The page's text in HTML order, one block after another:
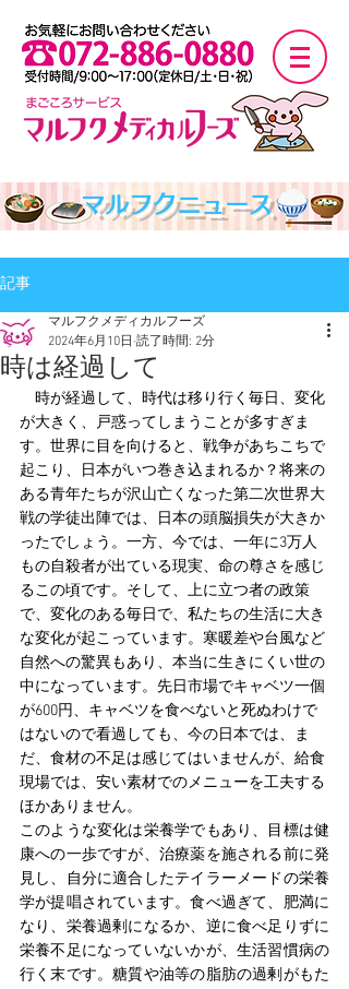
マルフクニュース
記事
時は経過して
マルフクメディカルフーズ
2024年6月10日 読了時間: 2分
時が経過して、時代は移り行く毎日、変化
が大きく、戸惑ってしまうことが多すぎま
す。世界に目を向けると、戦争があちこちで
起こり、日本がいつ巻き込まれるか？将来の
ある青年たちが沢山亡くなった第二次世界大
戦の学徒出陣では、日本の頭脳損失が大きか
ったでしょう。一方、今では、一年に3万人
もの自殺者が出ている現実、命の尊さを感じ
るこの頃です。そして、上に立つ者の政策
で、変化のある毎日で、私たちの生活に大き
な変化が起こっています。寒暖差や台風など
自然への驚異もあり、本当に生きにくい世の
中になっています。先日市場でキャベツ一個
が600円、キャベツを食べないと死ぬわけで
はないので看過しても、今の日本では、ま
だ、食材の不足は感じてはいませんが、給食
現場では、安い素材でのメニューを工夫する
ほかありません。
このような変化は栄養学でもあり、目標は健
康への一歩ですが、治療薬を施される前に発
見し、自分に適合したテイラーメードの栄養
学が提唱されています。食べ過ぎて、肥満に
なり、栄養過剰になるか、逆に食べ足りずに
栄養不足になっていないかが、生活習慣病の
行く末です。糖質や油等の脂肪の過剰がもた